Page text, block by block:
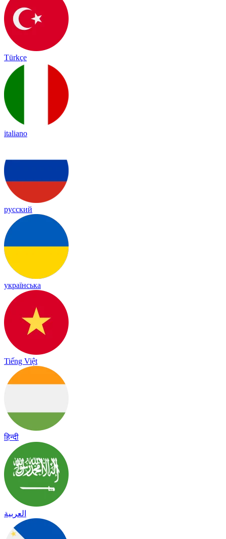
Türkçe
italiano
русский
українська
Tiếng Việt
हिन्दी
العربية